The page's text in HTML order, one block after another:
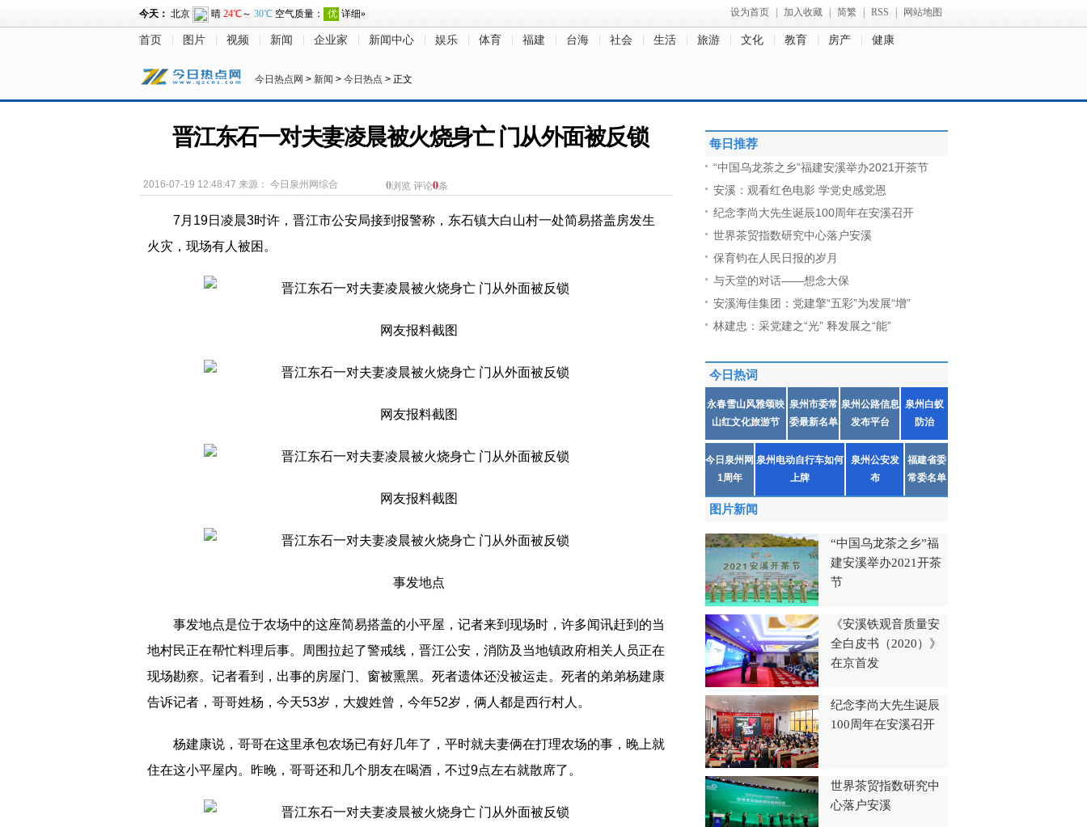
设为首页 加入收藏 简繁 RSS 网站地图
首页 图片 视频 新闻 企业家 新闻中心 娱乐 体育 福建 台海 社会 生活 旅游 文化 教育 房产 健康
今日热点网 > 新闻 > 今日热点 > 正文
晋江东石一对夫妻凌晨被火烧身亡 门从外面被反锁
2016-07-19 12:48:47 来源： 今日泉州网综合 0浏览 评论0条
7月19日凌晨3时许，晋江市公安局接到报警称，东石镇大白山村一处简易搭盖房发生
火灾，现场有人被困。
网友报料截图
网友报料截图
网友报料截图
事发地点
事发地点是位于农场中的这座简易搭盖的小平屋，记者来到现场时，许多闻讯赶到的当
地村民正在帮忙料理后事。周围拉起了警戒线，晋江公安，消防及当地镇政府相关人员正在
现场勘察。记者看到，出事的房屋门、窗被熏黑。死者遗体还没被运走。死者的弟弟杨建康
告诉记者，哥哥姓杨，今天53岁，大嫂姓曾，今年52岁，俩人都是西行村人。
杨建康说，哥哥在这里承包农场已有好几年了，平时就夫妻俩在打理农场的事，晚上就
住在这小平屋内。昨晚，哥哥还和几个朋友在喝酒，不过9点左右就散席了。
每日推荐
“中国乌龙茶之乡”福建安溪举办2021开茶节
安溪：观看红色电影 学党史感党恩
纪念李尚大先生诞辰100周年在安溪召开
世界茶贸指数研究中心落户安溪
保育钧在人民日报的岁月
与天堂的对话——想念大保
安溪海佳集团：党建擎“五彩”为发展“增”
林建忠：采党建之“光” 释发展之“能”
今日热词
永春雪山风雅颂映
山红文化旅游节
泉州市委常
委最新名单
泉州公路信息
发布平台
泉州白蚁
防治
今日泉州网
1周年
泉州电动自行车如何
上牌
泉州公安发
布
福建省委
常委名单
图片新闻
“中国乌龙茶之乡”福
建安溪举办2021开茶
节
《安溪铁观音质量安
全白皮书（2020）》
在京首发
纪念李尚大先生诞辰
100周年在安溪召开
世界茶贸指数研究中
心落户安溪